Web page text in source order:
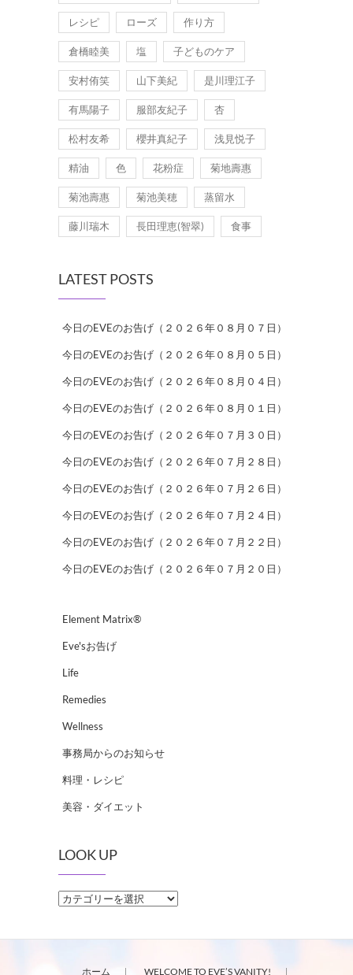
レシピ ローズ 作り方
倉橋睦美 塩 子どものケア
安村侑笑 山下美紀 是川理江子
有馬陽子 服部友紀子 杏
松村友希 櫻井真紀子 浅見悦子
精油 色 花粉症 菊地壽惠
菊池壽惠 菊池美穂 蒸留水
藤川瑞木 長田理恵(智翠) 食事
LATEST POSTS
今日のEVEのお告げ（２０２６年０８月０７日）
今日のEVEのお告げ（２０２６年０８月０５日）
今日のEVEのお告げ（２０２６年０８月０４日）
今日のEVEのお告げ（２０２６年０８月０１日）
今日のEVEのお告げ（２０２６年０７月３０日）
今日のEVEのお告げ（２０２６年０７月２８日）
今日のEVEのお告げ（２０２６年０７月２６日）
今日のEVEのお告げ（２０２６年０７月２４日）
今日のEVEのお告げ（２０２６年０７月２２日）
今日のEVEのお告げ（２０２６年０７月２０日）
Element Matrix®
Eve'sお告げ
Life
Remedies
Wellness
事務局からのお知らせ
料理・レシピ
美容・ダイエット
LOOK UP
LOOK
ホーム WELCOME TO EVE’S VANITY!